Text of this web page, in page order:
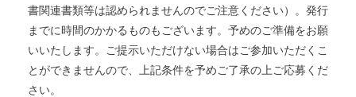
書関連書類等は認められませんのでご注意ください）。発行
までに時間のかかるものもございます。予めのご準備をお願
いいたします。ご提示いただけない場合はご参加いただくこ
とができませんので、上記条件を予めご了承の上ご応募くだ
さい。